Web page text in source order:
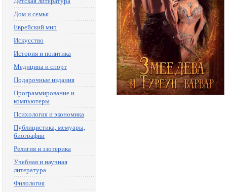
Дом и семья
Еврейский мир
Искусство
История и политика
Медицина и спорт
Подарочные издания
Программирование и
компьютеры
Психология и экономика
Публицистика, мемуары,
биографии
Религия и эзотерика
Учебная и научная
литература
Филология